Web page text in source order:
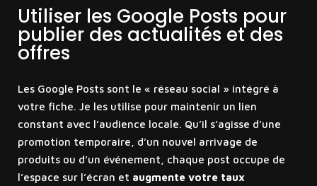
Utiliser les Google Posts pour
publier des actualités et des
offres
Les Google Posts sont le « réseau social » intégré à
votre fiche. Je les utilise pour maintenir un lien
constant avec l’audience locale. Qu’il s’agisse d’une
promotion temporaire, d’un nouvel arrivage de
produits ou d’un événement, chaque post occupe de
l’espace sur l’écran et augmente votre taux